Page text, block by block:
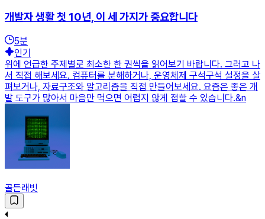
개발자 생활 첫 10년, 이 세 가지가 중요합니다
5분
인기
위에 언급한 주제별로 최소한 한 권씩을 읽어보기 바랍니다. 그러고 나
서 직접 해보세요. 컴퓨터를 분해하거나, 운영체제 구석구석 설정을 살
펴보거나, 자료구조와 알고리즘을 직접 만들어보세요. 요즘은 좋은 개
발 도구가 많아서 마음만 먹으면 어렵지 않게 접할 수 있습니다.&n
골든래빗